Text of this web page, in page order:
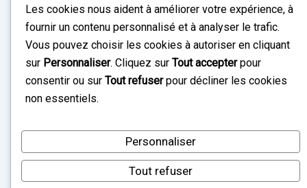
Les cookies nous aident à améliorer votre expérience, à
fournir un contenu personnalisé et à analyser le trafic.
Vous pouvez choisir les cookies à autoriser en cliquant
sur Personnaliser. Cliquez sur Tout accepterpour
consentir ou sur Tout refuserpour décliner les cookies
non essentiels.
Personnaliser
Tout refuser